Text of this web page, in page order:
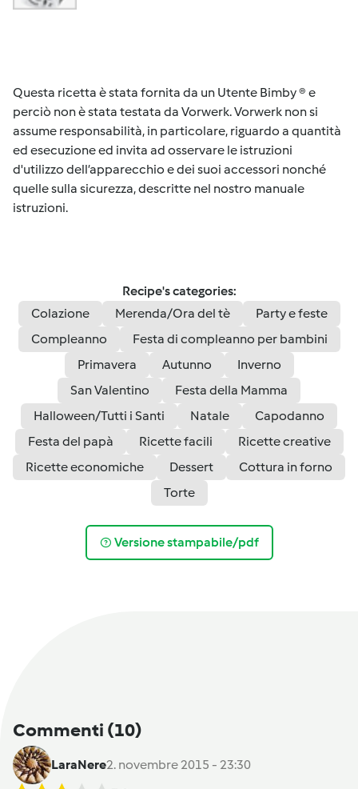
Questa ricetta è stata fornita da un Utente Bimby ® e
perciò non è stata testata da Vorwerk. Vorwerk non si
assume responsabilità, in particolare, riguardo a quantità
ed esecuzione ed invita ad osservare le istruzioni
d'utilizzo dell’apparecchio e dei suoi accessori nonché
quelle sulla sicurezza, descritte nel nostro manuale
istruzioni.
Recipe's categories:
Colazione
Merenda/Ora del tè
Party e feste
Compleanno
Festa di compleanno per bambini
Primavera
Autunno
Inverno
San Valentino
Festa della Mamma
Halloween/Tutti i Santi
Natale
Capodanno
Festa del papà
Ricette facili
Ricette creative
Ricette economiche
Dessert
Cottura in forno
Torte
Versione stampabile/pdf
Commenti (10)
LaraNere2. novembre 2015 - 23:30